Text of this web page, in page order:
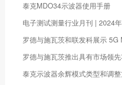
泰克MDO34示波器使用手册
电子测试测量行业月刊 | 2024
罗德与施瓦茨和联发科展示
泰克示波器余辉模式类型和调